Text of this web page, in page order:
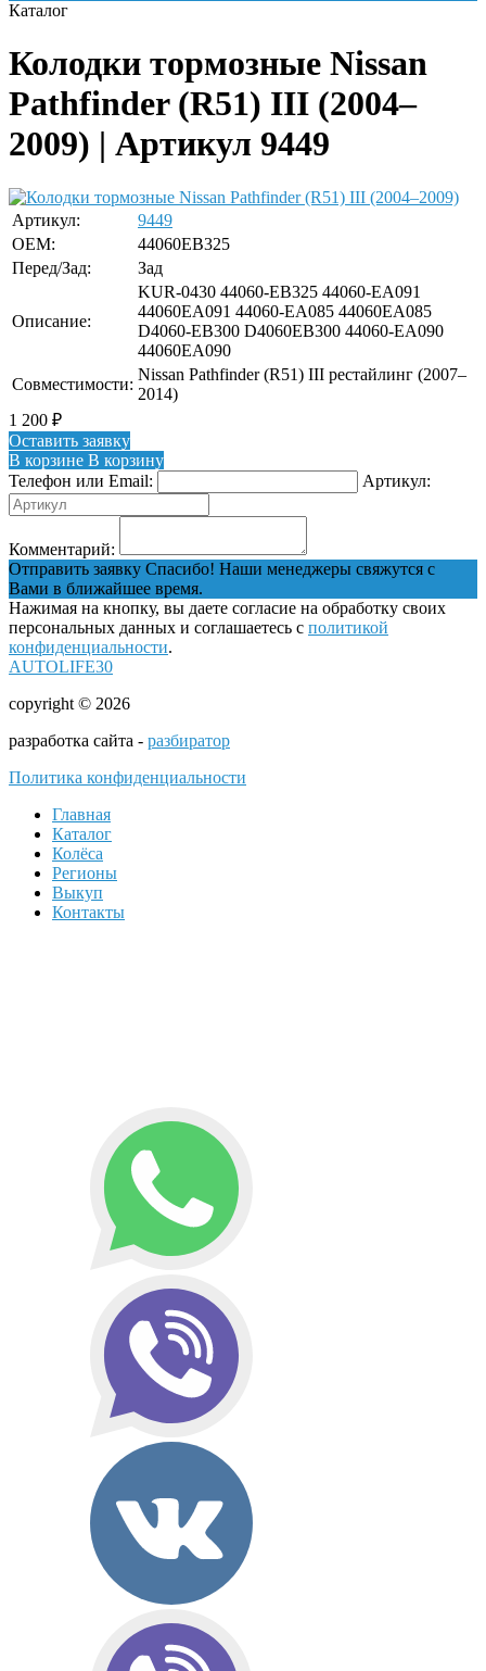
Каталог
Колодки тормозные Nissan
Pathfinder (R51) III (2004–
2009) | Артикул 9449
Артикул:
9449
OEM:
44060EB325
Перед/Зад:
Зад
Описание:
KUR-0430 44060-EB325 44060-EA091
44060EA091 44060-EA085 44060EA085
D4060-EB300 D4060EB300 44060-EA090
44060EA090
Совместимости:
Nissan Pathfinder (R51) III рестайлинг (2007–
2014)
1 200 ₽
Оставить заявку
В корзине В корзину
Телефон или Email:
Артикул:
Комментарий:
Отправить заявку Спасибо! Наши менеджеры свяжутся с
Вами в ближайшее время.
Нажимая на кнопку, вы даете согласие на обработку своих
персональных данных и соглашаетесь с политикой
конфиденциальности.
AUTOLIFE30
copyright © 2026
разработка сайта - разбиратор
Политика конфиденциальности
Главная
Каталог
Колёса
Регионы
Выкуп
Контакты